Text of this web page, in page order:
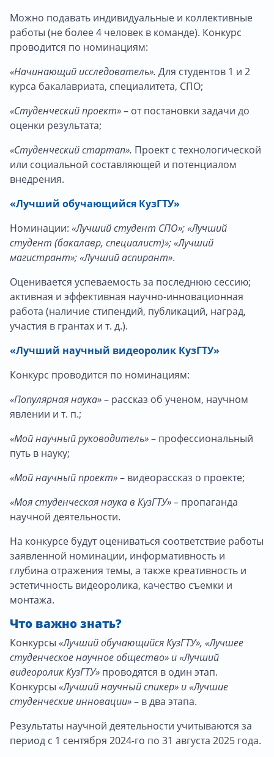
Можно подавать индивидуальные и коллективные
работы (не более 4 человек в команде). Конкурс
проводится по номинациям:
«Начинающий исследователь». Для студентов 1 и 2
курса бакалавриата, специалитета, СПО;
«Студенческий проект»– от постановки задачи до
оценки результата;
«Студенческий стартап». Проект с технологической
или социальной составляющей и потенциалом
внедрения.
«Лучший обучающийся КузГТУ»
Номинации: «Лучший студент СПО»; «Лучший
студент (бакалавр, специалист)»; «Лучший
магистрант»; «Лучший аспирант».
Оценивается успеваемость за последнюю сессию;
активная и эффективная научно-инновационная
работа (наличие стипендий, публикаций, наград,
участия в грантах и т. д.).
«Лучший научный видеоролик КузГТУ»
Конкурс проводится по номинациям:
«Популярная наука»– рассказ об ученом, научном
явлении и т. п.;
«Мой научный руководитель»– профессиональный
путь в науку;
«Мой научный проект»– видеорассказ о проекте;
«Моя студенческая наука в КузГТУ»– пропаганда
научной деятельности.
На конкурсе будут оцениваться соответствие работы
заявленной номинации, информативность и
глубина отражения темы, а также креативность и
эстетичность видеоролика, качество съемки и
монтажа.
Что важно знать?
Конкурсы «Лучший обучающийся КузГТУ», «Лучшее
студенческое научное общество» и «Лучший
видеоролик КузГТУ» проводятся в один этап.
Конкурсы «Лучший научный спикер» и «Лучшие
студенческие инновации»– в два этапа.
Результаты научной деятельности учитываются за
период с 1 сентября 2024-го по 31 августа 2025 года.